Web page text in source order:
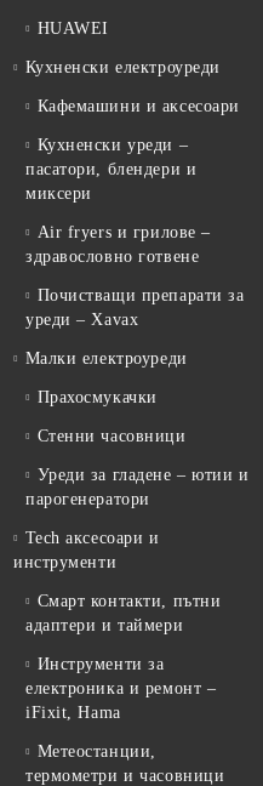
HUAWEI
Кухненски електроуреди
Кафемашини и аксесоари
Кухненски уреди –
пасатори, блендери и
миксери
Air fryers и грилове –
здравословно готвене
Почистващи препарати за
уреди – Xavax
Малки електроуреди
Прахосмукачки
Стенни часовници
Уреди за гладене – ютии и
парогенератори
Tech аксесоари и
инструменти
Смарт контакти, пътни
адаптери и таймери
Инструменти за
електроника и ремонт –
iFixit, Hama
Метеостанции,
термометри и часовници